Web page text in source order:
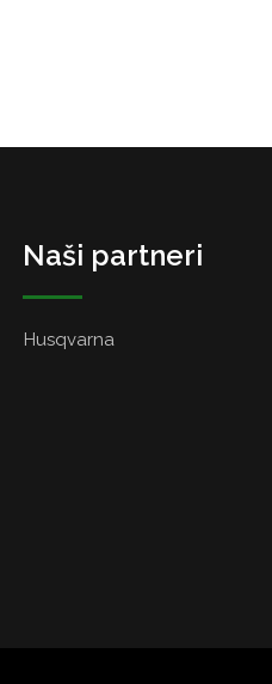
Naši partneri
Husqvarna